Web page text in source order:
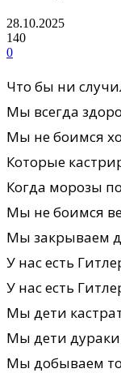
28.10.2025
140
0
Что бы ни
Мы всегда
Мы не боимся
Которые
Когда морозы
Мы не боимся
Мы закрываем
У нас есть
У нас есть
Мы дети
Мы дети дураки
Мы добываем